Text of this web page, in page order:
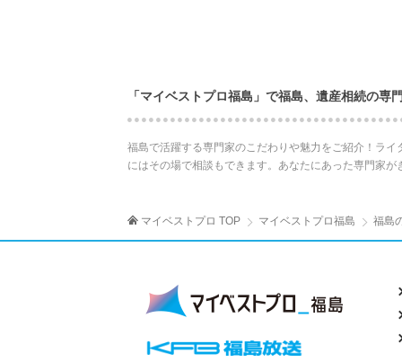
「マイベストプロ福島」で福島、遺産相続の専
福島で活躍する専門家のこだわりや魅力をご紹介！ラ
にはその場で相談もできます。あなたにあった専門家
マイベストプロ TOP マイベストプロ福島 福島